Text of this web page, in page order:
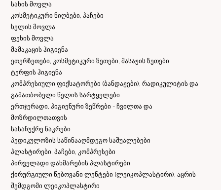
სახის მოვლა
კოსმეტიკური ნიღბები, პაჩები
ხელის მოვლა
ფეხის მოვლა
მამაკაცის ჰიგიენა
ეთერზეთები, კოსმეტიკური ზეთები, მასაჟის ზეთები
ტერფის ჰიგიენა
კომპრესიული ფიქსატორები (ბანდაჟები), რადიკულიტის და
გამათბობელი წელის სარტყელები
ერთჯერადი, ჰიგიენური ზეწრები - ჩვილთა და
მოზრდილთათვის
სასაჩუქრე ნაკრები
პედიკულოზის საწინააღმდეგო საშუალებები
პლასტირები, პაჩები, კომპრესები
პირველადი დახმარების პლასტირები
ქირურგიული წებოვანი ლენტები (ლეიკოპლასტირი), აცრის
შემდგომი ლეიკოპლასტირი